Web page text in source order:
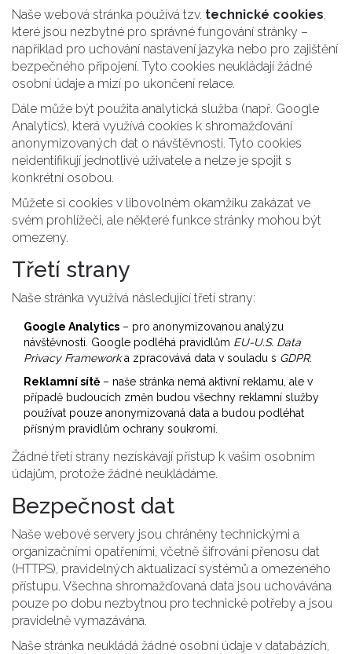
Naše webová stránka používá tzv. technické cookies,
které jsou nezbytné pro správné fungování stránky –
například pro uchování nastavení jazyka nebo pro zajištění
bezpečného připojení. Tyto cookies neukládají žádné
osobní údaje a mizí po ukončení relace.
Dále může být použita analytická služba (např. Google
Analytics), která využívá cookies k shromažďování
anonymizovaných dat o návštěvnosti. Tyto cookies
neidentifikují jednotlivé uživatele a nelze je spojit s
konkrétní osobou.
Můžete si cookies v libovolném okamžiku zakázat ve
svém prohlížeči, ale některé funkce stránky mohou být
omezeny.
Třetí strany
Naše stránka využívá následující třetí strany:
Google Analytics – pro anonymizovanou analýzu
návštěvnosti. Google podléhá pravidlům EU-U.S. Data
Privacy Frameworka zpracovává data v souladu s GDPR.
Reklamní sítě – naše stránka nemá aktivní reklamu, ale v
případě budoucích změn budou všechny reklamní služby
používat pouze anonymizovaná data a budou podléhat
přísným pravidlům ochrany soukromí.
Žádné třetí strany nezískávají přístup k vašim osobním
údajům, protože žádné neukládáme.
Bezpečnost dat
Naše webové servery jsou chráněny technickými a
organizačními opatřeními, včetně šifrování přenosu dat
(HTTPS), pravidelných aktualizací systémů a omezeného
přístupu. Všechna shromažďovaná data jsou uchovávána
pouze po dobu nezbytnou pro technické potřeby a jsou
pravidelně vymazávána.
Naše stránka neukládá žádné osobní údaje v databázích,